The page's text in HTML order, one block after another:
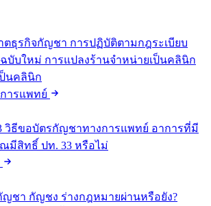
ตธุรกิจกัญชา การปฏิบัติตามกฎระเบียบ
บับใหม่ การแปลงร้านจำหน่ายเป็นคลินิก
นคลินิก
ารแพทย์
วิธีขอบัตรกัญชาทางการแพทย์ อาการที่มี
มีสิทธิ์ ปท. 33 หรือไม่
ญชา กัญชง ร่างกฎหมายผ่านหรือยัง?